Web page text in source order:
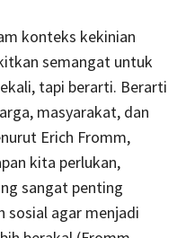
konteks kekinian
semangat untuk
tapi berarti. Berarti
masyarakat, dan
Erich Fromm,
kita perlukan,
sangat penting
sosial agar menjadi